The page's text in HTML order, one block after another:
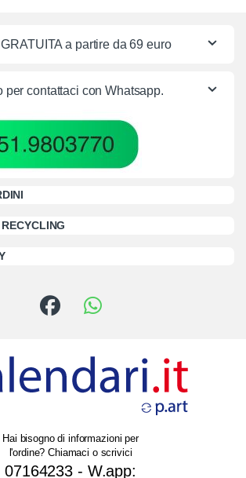
a partire da 69 euro
per contattaci con Whatsapp.
Hai bisogno di informazioni per
l'ordine? Chiamaci o scrivici
07164233 - W.app: